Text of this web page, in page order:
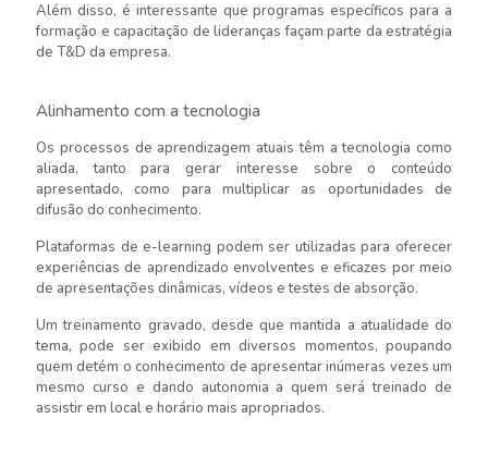
Além disso, é interessante que programas específicos para a
formação e capacitação de lideranças façam parte da estratégia
de T&D da empresa.
Alinhamento com a tecnologia
Os processos de aprendizagem atuais têm a tecnologia como
aliada, tanto para gerar interesse sobre o conteúdo
apresentado, como para multiplicar as oportunidades de
difusão do conhecimento.
Plataformas de e-learning podem ser utilizadas para oferecer
experiências de aprendizado envolventes e eficazes por meio
de apresentações dinâmicas, vídeos e testes de absorção.
Um treinamento gravado, desde que mantida a atualidade do
tema, pode ser exibido em diversos momentos, poupando
quem detém o conhecimento de apresentar inúmeras vezes um
mesmo curso e dando autonomia a quem será treinado de
assistir em local e horário mais apropriados.